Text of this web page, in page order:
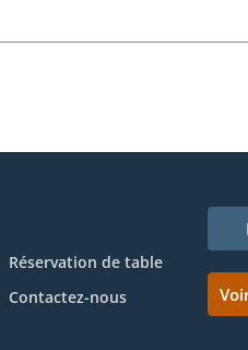
Réservation de table
Contactez-nous